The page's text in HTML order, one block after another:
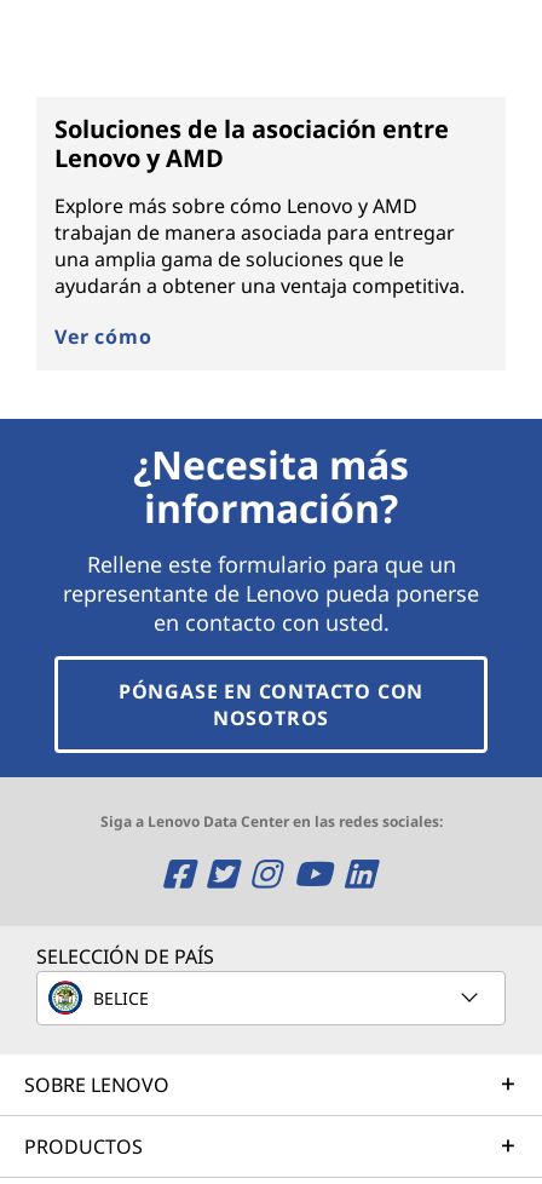
Soluciones de la asociación entre
Lenovo y AMD
Explore más sobre cómo Lenovo y AMD
trabajan de manera asociada para entregar
una amplia gama de soluciones que le
ayudarán a obtener una ventaja competitiva.
Ver cómo
¿Necesita más
información?
Rellene este formulario para que un
representante de Lenovo pueda ponerse
en contacto con usted.
PÓNGASE EN CONTACTO CON
NOSOTROS
Siga a Lenovo Data Center en las redes sociales:
O
e
O
e
O
e
O
e
O
e
SELECCIÓN DE PAÍS
BELICE
SOBRE LENOVO
PRODUCTOS